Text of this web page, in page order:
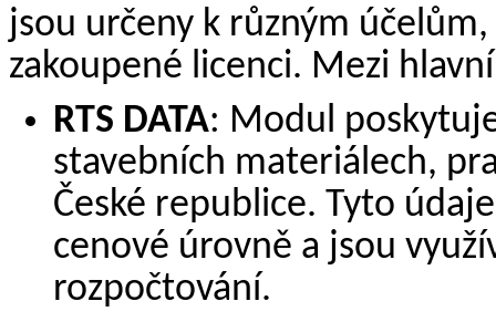
jsou určeny k různým
zakoupené licenci. Mezi
RTS DATA: Modul
stavebních materiálech,
České republice. Tyto
cenové úrovně a jsou
rozpočtování.